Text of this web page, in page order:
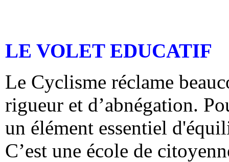
LE VOLET EDUCATIF
Le Cyclisme réclame
rigueur et d’abnégation.
un élément essentiel
C’est une école de